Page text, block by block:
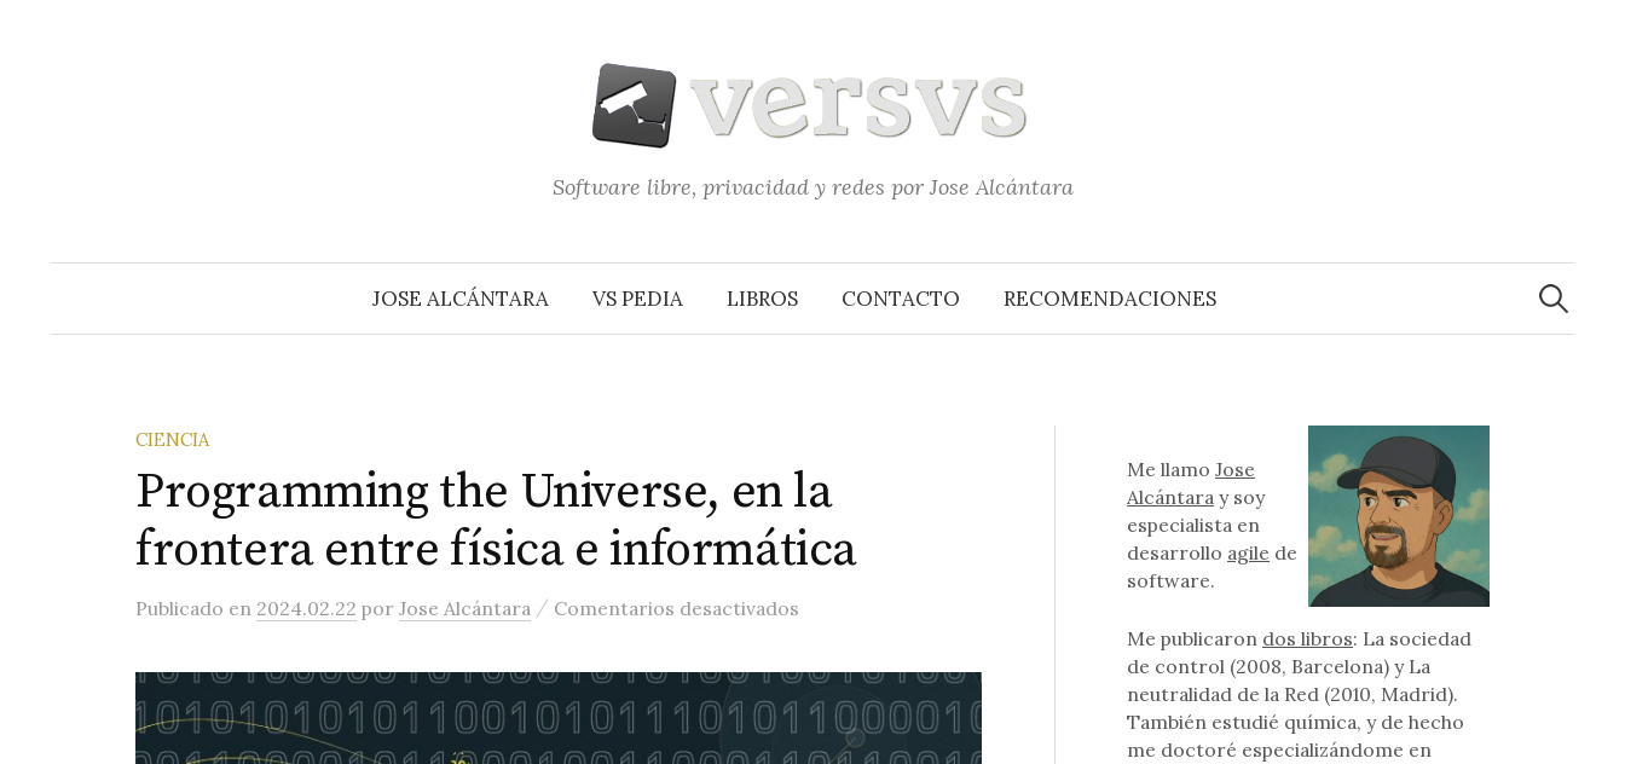
Software libre, privacidad y redes por Jose Alcántara
JOSE ALCÁNTARA VS PEDIA LIBROS CONTACTO RECOMENDACIONES
Buscar:
CIENCIA
Programming the Universe, en la
frontera entre física e informática
Publicado en 2024.02.22 por Jose Alcántara / Comentarios desactivados en Programming the Universe, en la frontera entre física e informática
Me llamoJose
Alcántara y soy
especialista en
desarrollo agile de
software.
Me publicaron dos libros: La sociedad
de control (2008, Barcelona) y La
neutralidad de la Red (2010, Madrid).
También estudié química, y de hecho
me doctoré especializándome en